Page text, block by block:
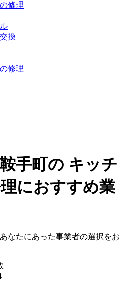
修理
換
修理
手町の キッチ
におすすめ業
なたにあった事業者の選択をお